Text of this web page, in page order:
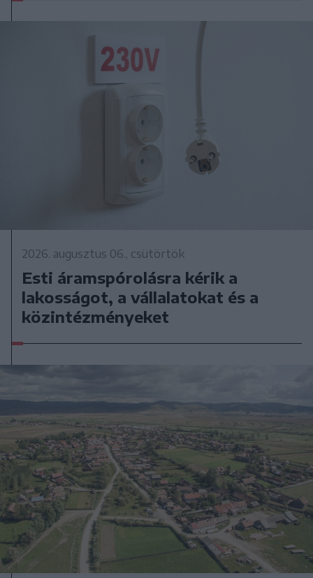
2026. augusztus 06., csütörtök
Esti áramspórolásra kérik a
lakosságot, a vállalatokat és a
közintézményeket